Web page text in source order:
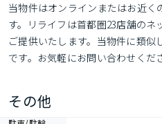
当物件はオンラインまたはお近く
す。リライフは首都圏23店舗のネ
ご提供いたします。当物件に類
です。お気軽にお問い合わせくだ
その他